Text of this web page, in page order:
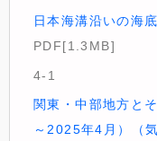
日本海溝沿いの海
PDF[1.3MB]
4-1
関東・中部地方と
～2025年4月）（気